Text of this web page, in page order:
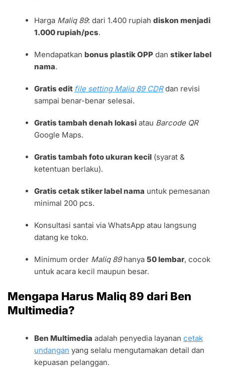
Harga Maliq 89: dari 1.400 rupiahdiskon menjadi
1.000 rupiah/pcs.
Mendapatkanbonus plastik OPP danstiker label
nama.
Gratis edit file setting Maliq 89 CDRdan revisi
sampai benar-benar selesai.
Gratis tambah denah lokasi atau Barcode QR
Google Maps.
Gratis tambah foto ukuran kecil (syarat &
ketentuan berlaku).
Gratis cetak stiker label nama untuk pemesanan
minimal 200 pcs.
Konsultasi santai via WhatsApp atau langsung
datang ke toko.
Minimum order Maliq 89hanya50 lembar, cocok
untuk acara kecil maupun besar.
Mengapa Harus Maliq 89 dari Ben
Multimedia?
Ben Multimedia adalah penyedia layanancetak
undangan yang selalu mengutamakan detail dan
kepuasan pelanggan.